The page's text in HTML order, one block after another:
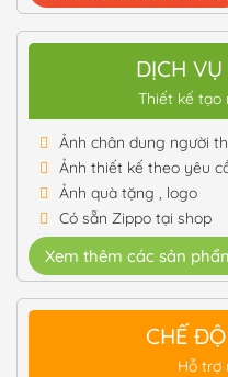
DỊCH
Thiết kế tạo
Ảnh chân dung người
Ảnh thiết kế theo yêu
Ảnh quà tặng , logo
Có sẵn Zippo tại shop
Xem thêm các sản
CHẾ
Hỗ trợ